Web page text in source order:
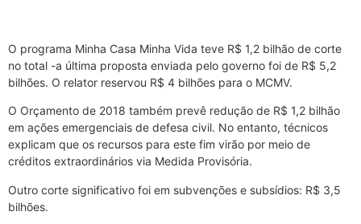
O programa Minha Casa Minha Vida teve R$ 1,2 bilhão de corte
no total -a última proposta enviada pelo governo foi de R$ 5,2
bilhões. O relator reservou R$ 4 bilhões para o MCMV.
O Orçamento de 2018 também prevê redução de R$ 1,2 bilhão
em ações emergenciais de defesa civil. No entanto, técnicos
explicam que os recursos para este fim virão por meio de
créditos extraordinários via Medida Provisória.
Outro corte significativo foi em subvenções e subsídios: R$ 3,5
bilhões.